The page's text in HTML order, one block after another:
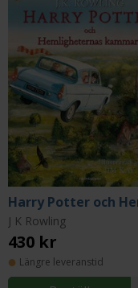
J K Rowling
430 kr
Längre leveranstid